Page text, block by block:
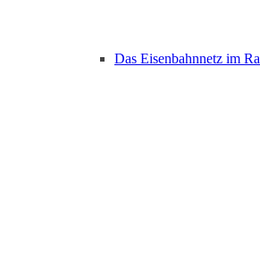
Das Eisenbahnnetz im